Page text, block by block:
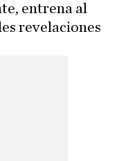
entrena al
revelaciones